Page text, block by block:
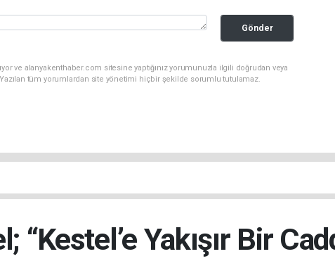
Gönder
ve alanyakenthaber.com sitesine yaptığınız yorumunuzla ilgili doğrudan veya
tüm yorumlardan site yönetimi hiçbir şekilde sorumlu tutulamaz.
“Kestel’e Yakışır Bir